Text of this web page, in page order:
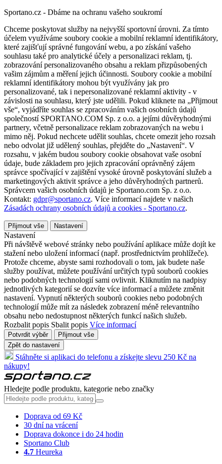
Sportano.cz - Dbáme na ochranu vašeho soukromí
Chceme poskytovat služby na nejvyšší sportovní úrovni. Za tímto
účelem využíváme soubory cookie a mobilní reklamní identifikátory,
které zajišťují správné fungování webu, a po získání vašeho
souhlasu také pro analytické účely a personalizaci reklam, tj.
zobrazování personalizovaného obsahu a reklam přizpůsobených
vašim zájmům a měření jejich účinnosti. Soubory cookie a mobilní
reklamní identifikátory mohou být využívány jak pro
personalizované, tak i nepersonalizované reklamní aktivity - v
závislosti na souhlasu, který jste udělili. Pokud kliknete na „Přijmout
vše“, vyjádříte souhlas se zpracováním vašich osobních údajů
společností SPORTANO.COM Sp. z o.o. a jejími důvěryhodnými
partnery, včetně personalizace reklam zobrazovaných na webu i
mimo něj. Pokud nechcete udělit souhlas, chcete omezit jeho rozsah
nebo odvolat již udělený souhlas, přejděte do „Nastavení“. V
rozsahu, v jakém budou soubory cookie obsahovat vaše osobní
údaje, bude základem pro jejich zpracování oprávněný zájem
správce spočívající v zajištění vysoké úrovně poskytování služeb a
marketingových aktivit správce a jeho důvěryhodných partnerů.
Správcem vašich osobních údajů je Sportano.com Sp. z o.o.
Kontakt: gdpr@sportano.cz. Více informací najdete v našich
Zásadách ochrany osobních údajů a cookies - Sportano.cz.
Přijmout vše Nastavení
Nastavení
Při návštěvě webové stránky nebo používání aplikace může dojít ke
stažení nebo uložení informací (např. prostřednictvím prohlížeče).
Protože chceme, abyste sami rozhodovali o tom, jak budete naše
služby používat, můžete používání určitých typů souborů cookies
nebo podobných technologií sami ovlivnit. Kliknutím na nadpisy
jednotlivých kategorií se dozvíte více informací a můžete změnit
nastavení. Vypnutí některých souborů cookies nebo podobných
technologií může mít za následek zobrazení méně relevantního
obsahu nebo nedostupnost některých funkcí našich služeb.
Rozbalit popis Sbalit popis Více informací
Potvrdit výběr
Přijmout vše
Zpět do nastavení
Stáhněte si aplikaci do telefonu a získejte slevu 250 Kč na
nákupy!
Hledejte podle produktu, kategorie nebo značky
Doprava od 69 Kč
30 dní na vrácení
Doprava dokonce i do 24 hodin
Sportano Club
4.7 Heureka